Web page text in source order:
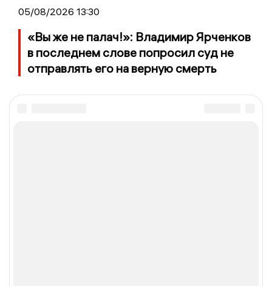
05/08/2026 13:30
«Вы же не палач!»: Владимир Ярченков
в последнем слове попросил суд не
отправлять его на верную смерть